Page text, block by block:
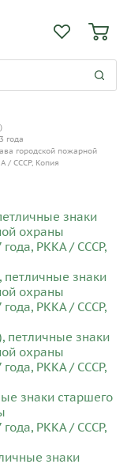
года
городской пожарной
/ СССР, Копия